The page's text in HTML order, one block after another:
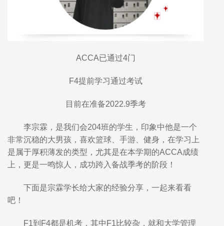
ACCA已通过4门
F4提前学习通过考试
目前在准备2022.9季考
李宗霖，是我们会204班的学生，印象中他是一个
非常沉稳的大男孩，喜欢篮球、手游、健身，在学习上
是属于厚积薄发的类型，尤其是在本学期的ACCA成绩
上，更是一鸣惊人，成功跨入备战季考的阶段！
下面是宗霖学长给大家的经验分享，一起来看看
吧！
F1到F4都是机考，其中F1比较杂，就和大学管理